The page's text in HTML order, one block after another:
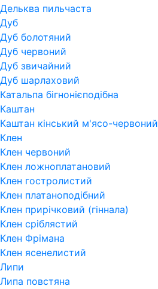
Дельква пильчаста
Дуб
Дуб болотяний
Дуб червоний
Дуб звичайний
Дуб шарлаховий
Катальпа бігнонієподібна
Каштан
Каштан кінський м'ясо-червоний
Клен
Клен червоний
Клен ложноплатановий
Клен гостролистий
Клен платаноподібний
Клен прирічковий (гіннала)
Клен сріблястий
Клен Фрімана
Клен ясенелистий
Липи
Липа повстяна